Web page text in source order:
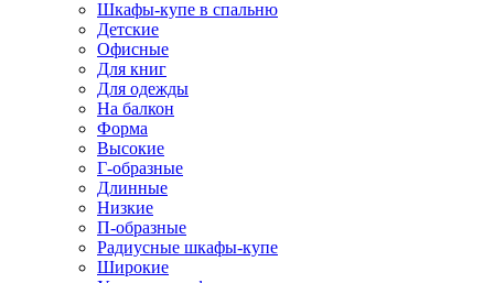
Шкафы-купе в спальню
Детские
Офисные
Для книг
Для одежды
На балкон
Форма
Высокие
Г-образные
Длинные
Низкие
П-образные
Радиусные шкафы-купе
Широкие